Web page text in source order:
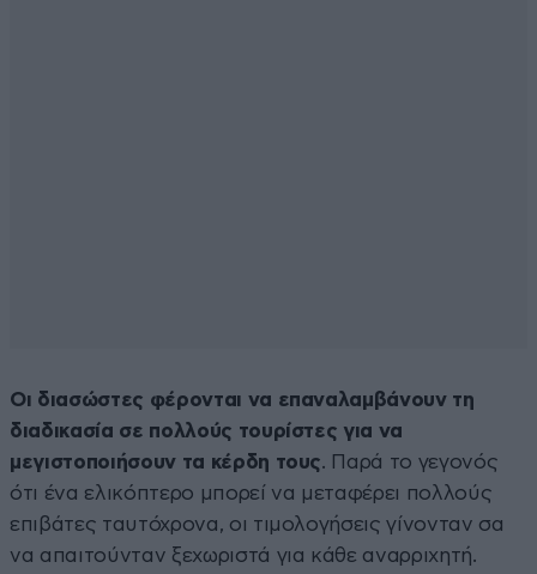
Οι διασώστες φέρονται να επαναλαμβάνουν τη
διαδικασία σε πολλούς τουρίστες για να
μεγιστοποιήσουν τα κέρδη τους. Παρά το γεγονός
ότι ένα ελικόπτερο μπορεί να μεταφέρει πολλούς
επιβάτες ταυτόχρονα, οι τιμολογήσεις γίνονταν σα
να απαιτούνταν ξεχωριστά για κάθε αναρριχητή.